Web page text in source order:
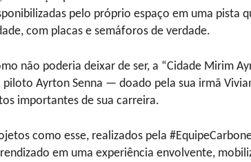
pelo próprio espaço em uma pista
com placas e semáforos de verdade.
não poderia deixar de ser, a “Cidade Mirim
piloto Ayrton Senna — doado pela sua irmã
importantes de sua carreira.
como esse, realizados pela
em uma experiência envolvente,